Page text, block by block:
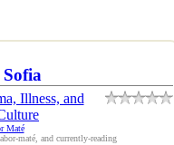
Illness, and
Maté
maté, and currently-reading